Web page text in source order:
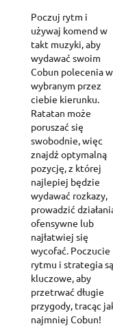
Poczuj rytm i
używaj komend w
takt muzyki, aby
wydawać swoim
Cobun polecenia w
wybranym przez
ciebie kierunku.
Ratatan może
poruszać się
swobodnie, więc
znajdź optymalną
pozycję, z której
najlepiej będzie
wydawać rozkazy,
prowadzić
ofensywne lub
najłatwiej się
wycofać. Poczucie
rytmu i strategia są
kluczowe, aby
przetrwać długie
przygody, tracąc
najmniej Cobun!